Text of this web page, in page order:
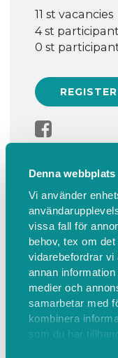
Denna
Vi använder
vissa fall för
behov, tex om
vidarebefordrar vi
annan
medier och
samarbetar med
kombinera
som du har
11 st vacancies
4 st
0 st
aktiviteten
Smidighet.
Vi jobbar med
håller med